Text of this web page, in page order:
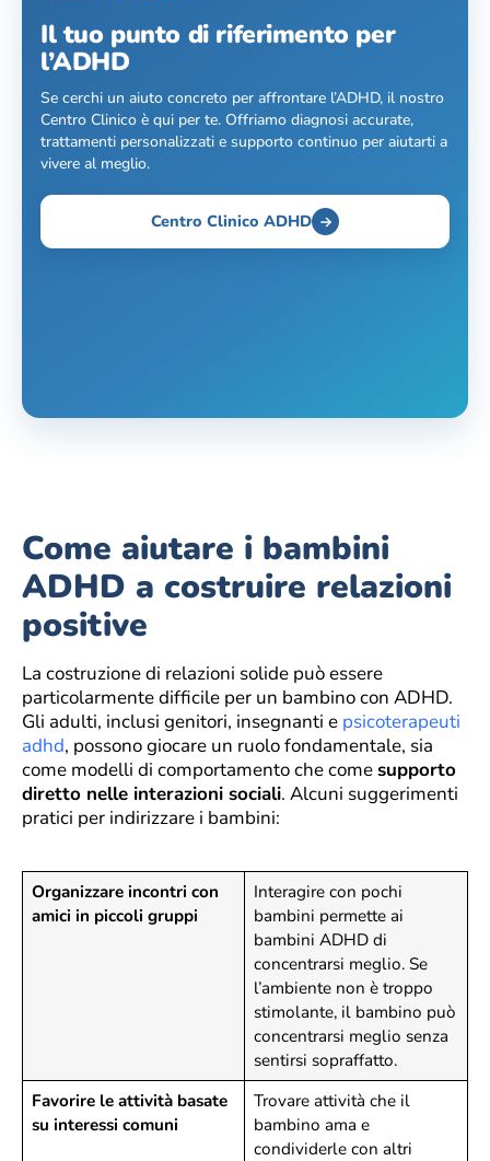
Il tuo punto di riferimento per
l’ADHD
Se cerchi un aiuto concreto per affrontare l’ADHD, il nostro
Centro Clinico è qui per te. Offriamo diagnosi accurate,
trattamenti personalizzati e supporto continuo per aiutarti a
vivere al meglio.
Centro Clinico ADHD
Come aiutare i bambini
ADHD a costruire relazioni
positive
La costruzione di relazioni solide può essere
particolarmente difficile per un bambino con ADHD.
Gli adulti, inclusi genitori, insegnanti e psicoterapeuti
adhd, possono giocare un ruolo fondamentale, sia
come modelli di comportamento che comesupporto
diretto nelle interazioni sociali. Alcuni suggerimenti
pratici per indirizzare i bambini:
Organizzare incontri con
amici in piccoli gruppi
Interagire con pochi
bambini permette ai
bambini ADHD di
concentrarsi meglio. Se
l’ambiente non è troppo
stimolante, il bambino può
concentrarsi meglio senza
sentirsi sopraffatto.
Favorire le attività basate
su interessi comuni
Trovare attività che il
bambino ama e
condividerle con altri